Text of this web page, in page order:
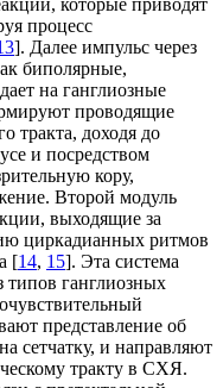
процесс
]. Далее импульс через
биполярные,
на ганглиозные
проводящие
тракта, доходя до
и посредством
кору,
Второй модуль
выходящие за
циркадианных ритмов
[14, 15]. Эта система
типов ганглиозных
представление об
сетчатку, и направляют
тракту в СХЯ.